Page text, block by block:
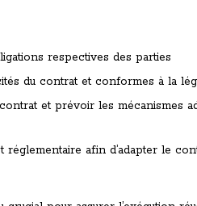
respectives des parties
du contrat et conformes à la
et prévoir les mécanismes
réglementaire afin d’adapter le